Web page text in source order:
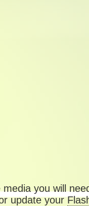
media you will
update your